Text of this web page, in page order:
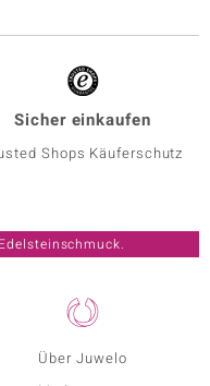
Über Juwelo
Sicher einkaufen
Shops Käuferschutz